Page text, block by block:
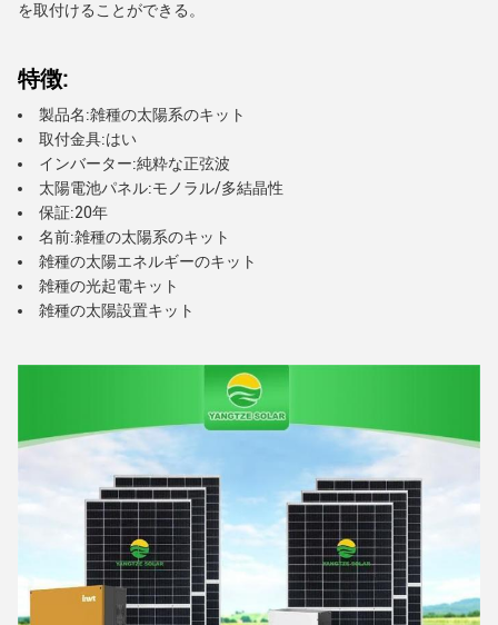
を取付けることができる。
特徴:
製品名:雑種の太陽系のキット
取付金具:はい
インバーター:純粋な正弦波
太陽電池パネル:モノラル/多結晶性
保証:20年
名前:雑種の太陽系のキット
雑種の太陽エネルギーのキット
雑種の光起電キット
雑種の太陽設置キット